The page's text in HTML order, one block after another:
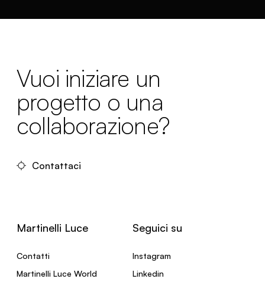
Vuoi iniziare un
progetto o una
collaborazione?
Contattaci
Martinelli Luce
Contatti
Martinelli Luce World
Seguici su
Instagram
Linkedin